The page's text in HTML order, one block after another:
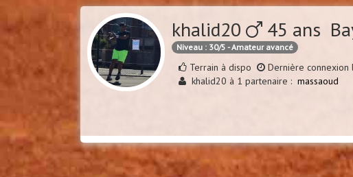
khalid20 45 ans
Niveau : 30/5 - Amateur avancé
Terrain à dispo
Dernière
khalid20 à 1 partenaire :massaoud